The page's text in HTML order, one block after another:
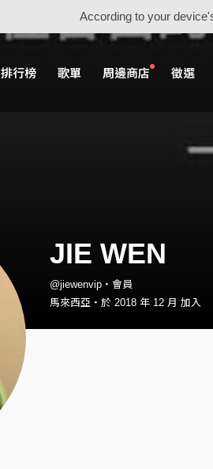
According to your
排行榜 歌單 周邊商店 徵選
JIE WEN
@jiewenvip・會員
馬來西亞・於 2018 年 12 月 加入